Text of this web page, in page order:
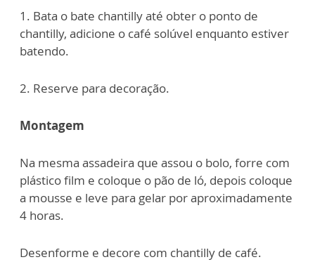
1. Bata o bate chantilly até obter o ponto de
chantilly, adicione o café solúvel enquanto estiver
batendo.
2. Reserve para decoração.
Montagem
Na mesma assadeira que assou o bolo, forre com
plástico film e coloque o pão de ló, depois coloque
a mousse e leve para gelar por aproximadamente
4 horas.
Desenforme e decore com chantilly de café.